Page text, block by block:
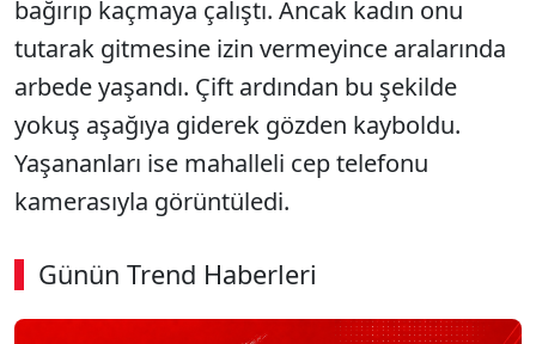
bağırıp kaçmaya çalıştı. Ancak kadın onu
tutarak gitmesine izin vermeyince aralarında
arbede yaşandı. Çift ardından bu şekilde
yokuş aşağıya giderek gözden kayboldu.
Yaşananları ise mahalleli cep telefonu
kamerasıyla görüntüledi.
Günün Trend Haberleri